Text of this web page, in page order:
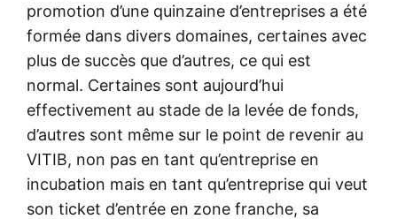
promotion d’une quinzaine d’entreprises a été
formée dans divers domaines, certaines avec
plus de succès que d’autres, ce qui est
normal. Certaines sont aujourd’hui
effectivement au stade de la levée de fonds,
d’autres sont même sur le point de revenir au
VITIB, non pas en tant qu’entreprise en
incubation mais en tant qu’entreprise qui veut
son ticket d’entrée en zone franche, sa